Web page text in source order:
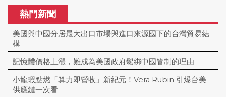
熱門新聞
美國與中國分居最大出口市場與進口來源國下的台灣貿易結
構
記憶體價格上漲，難成為美國政府鬆綁中國管制的理由
小龍蝦點燃「算力即營收」新紀元！Vera Rubin 引爆台美
供應鏈一次看